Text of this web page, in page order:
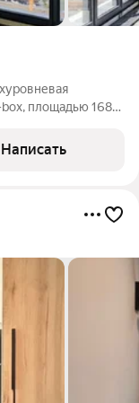
box, площадью 168
из которых со
Написать